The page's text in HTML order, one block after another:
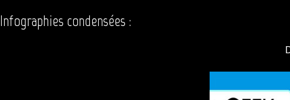
Infographies condensées :